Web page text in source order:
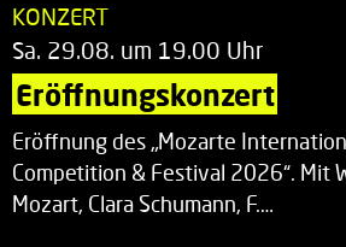
KONZERT
Sa. 29.08. um 19.00 Uhr
Eröffnungskonzert
Eröffnung des „Mozarte
Competition & Festival 2026“. Mit
Mozart, Clara Schumann, F.…